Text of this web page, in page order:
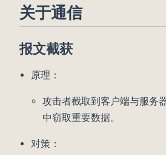
关于通信
报文截获
原理：
攻击者截取到客户端与服务
中窃取重要数据。
对策：